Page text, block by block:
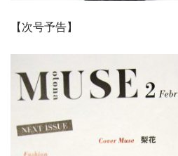
【次号予告】